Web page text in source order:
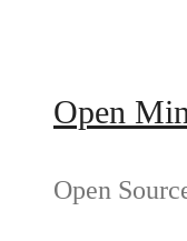
Open
Open